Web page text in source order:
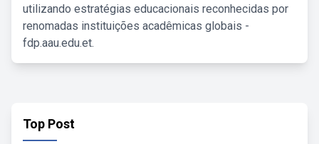
utilizando estratégias educacionais reconhecidas por
renomadas instituições acadêmicas globais -
fdp.aau.edu.et.
Top Post